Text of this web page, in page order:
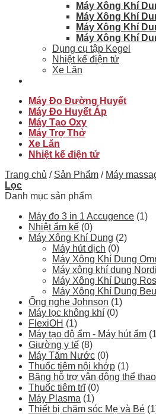
Máy Xông Khí
Máy Xông Khí
Máy Xông Khí
Máy Xông Khí
Dụng cụ tập Kegel
Nhiệt kế điện tử
Xe Lăn
Máy Đo Đường Huyết
Máy Đo Huyết Áp
Máy Tạo Oxy
Máy Trợ Thở
Xe Lăn
Nhiệt kế điện tử
Trang chủ / Sản Phẩm / Máy
Lọc
Danh mục sản phẩm
Máy đo 3 in 1 Accugence (1)
Nhiệt ẩm kế (0)
Máy Xông Khí Dung (2)
Máy hút dịch (0)
Máy Xông Khí Dung
Máy xông khí dung
Máy Xông Khí Dung
Máy Xông Khí Dung
Ống nghe Johnson (1)
Máy lọc không khí (0)
FlexiOH (1)
Máy tạo độ ẩm - Máy hút ẩm
Giường y tế (8)
Máy Tăm Nước (0)
Thuốc tiêm nội khớp (1)
Băng hỗ trợ vận động thể
Thuốc tiêm trĩ (0)
Máy Plasma (1)
Thiết bị chăm sóc Mẹ và Bé